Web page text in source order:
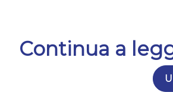
Continua a